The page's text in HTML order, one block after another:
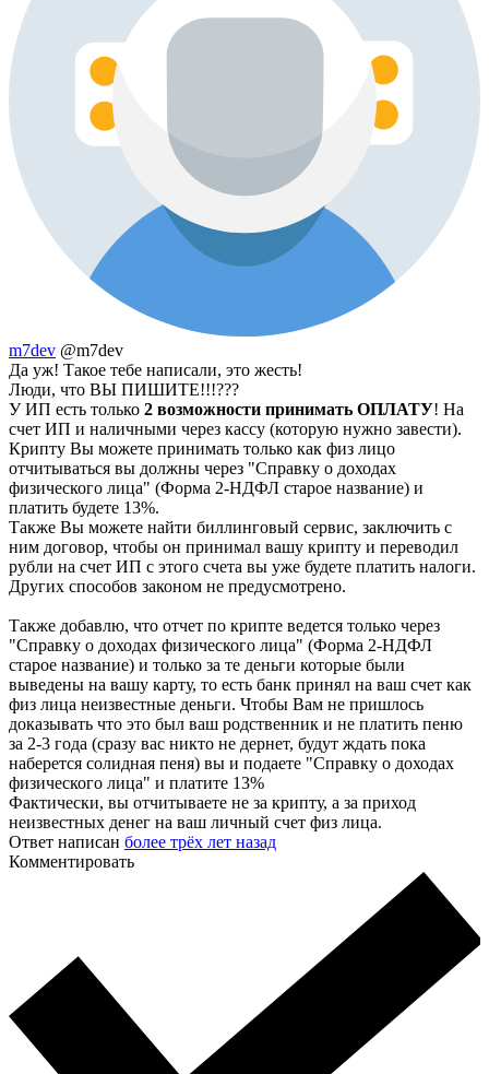
m7dev @m7dev
Да уж! Такое тебе написали, это жесть!
Люди, что ВЫ ПИШИТЕ!!!???
У ИП есть только 2 возможности принимать ОПЛАТУ! На
счет ИП и наличными через кассу (которую нужно завести).
Крипту Вы можете принимать только как физ лицо
отчитываться вы должны через "Справку о доходах
физического лица" (Форма 2-НДФЛ старое название) и
платить будете 13%.
Также Вы можете найти биллинговый сервис, заключить с
ним договор, чтобы он принимал вашу крипту и переводил
рубли на счет ИП с этого счета вы уже будете платить налоги.
Других способов законом не предусмотрено.
Также добавлю, что отчет по крипте ведется только через
"Справку о доходах физического лица" (Форма 2-НДФЛ
старое название) и только за те деньги которые были
выведены на вашу карту, то есть банк принял на ваш счет как
физ лица неизвестные деньги. Чтобы Вам не пришлось
доказывать что это был ваш родственник и не платить пеню
за 2-3 года (сразу вас никто не дернет, будут ждать пока
наберется солидная пеня) вы и подаете "Справку о доходах
физического лица" и платите 13%
Фактически, вы отчитываете не за крипту, а за приход
неизвестных денег на ваш личный счет физ лица.
Ответ написан более трёх лет назад
Комментировать